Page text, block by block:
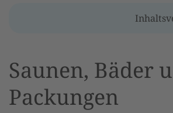
Saunen, Bäder
Packungen